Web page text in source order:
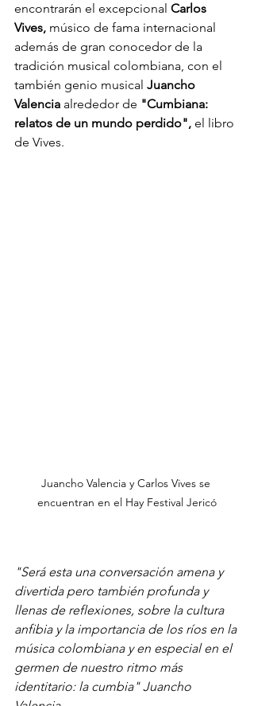
encontrarán el excepcional Carlos
Vives, músico de fama internacional
además de gran conocedor de la
tradición musical colombiana, con el
también genio musical Juancho
Valencia alrededor de "Cumbiana:
relatos de un mundo perdido", el libro
de Vives.
Juancho Valencia y Carlos Vives se
encuentran en el Hay Festival Jericó
"Será esta una conversación amena y
divertida pero también profunda y
llenas de reflexiones, sobre la cultura
anfibia y la importancia de los ríos en la
música colombiana y en especial en el
germen de nuestro ritmo más
identitario: la cumbia" Juancho